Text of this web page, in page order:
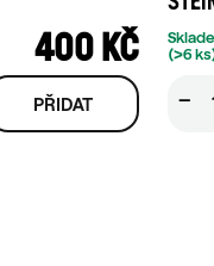
400 KČ
(>6
−